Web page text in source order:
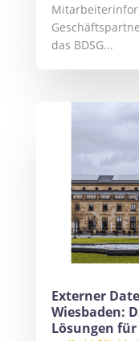
das BDSG...
Externer
Wiesbaden:
Lösungen